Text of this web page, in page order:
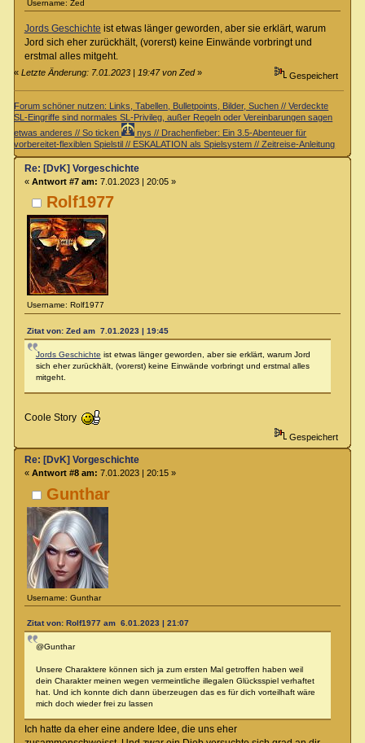
Username: Zed
Jords Geschichte ist etwas länger geworden, aber sie erklärt, warum
Jord sich eher zurückhält, (vorerst) keine Einwände vorbringt und
erstmal alles mitgeht.
«Letzte Änderung: 7.01.2023 | 19:47 von Zed» Gespeichert
Forum schöner nutzen: Links, Tabellen, Bulletpoints, Bilder, Suchen // Verdeckte
SL-Eingriffe sind normales SL-Privileg, außer Regeln oder Vereinbarungen sagen
etwas anderes // So ticken
nys // Drachenfieber: Ein 3.5-Abenteuer für
vorbereitet-flexiblen Spielstil // ESKALATION als Spielsystem // Zeitreise-Anleitung
Rolf1977
Username: Rolf1977
Re: [DvK] Vorgeschichte
« Antwort #7 am: 7.01.2023 | 20:05 »
Zitat von: Zed am 7.01.2023 | 19:45
Jords Geschichte ist etwas länger geworden, aber sie erklärt, warum Jord
sich eher zurückhält, (vorerst) keine Einwände vorbringt und erstmal alles
mitgeht.
Coole Story
Gespeichert
Gunthar
Username: Gunthar
Re: [DvK] Vorgeschichte
« Antwort #8 am: 7.01.2023 | 20:15 »
Zitat von: Rolf1977 am 6.01.2023 | 21:07
@Gunthar
Unsere Charaktere können sich ja zum ersten Mal getroffen haben weil
dein Charakter meinen wegen vermeintliche illegalen Glücksspiel verhaftet
hat. Und ich konnte dich dann überzeugen das es für dich vorteilhaft wäre
mich doch wieder frei zu lassen
Ich hatte da eher eine andere Idee, die uns eher